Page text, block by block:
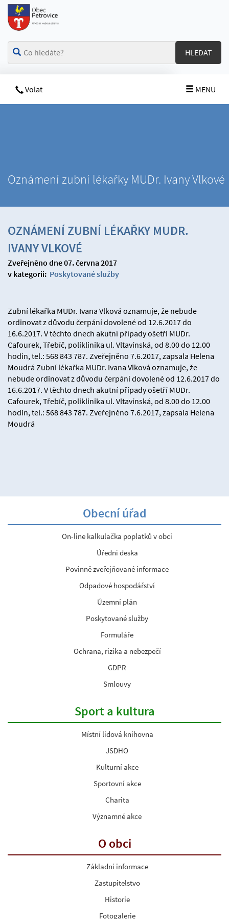
HLEDAT
MENU
Volat
Oznámení zubní lékařky MUDr. Ivany Vlkové
OZNÁMENÍ ZUBNÍ LÉKAŘKY MUDR.
IVANY VLKOVÉ
Zveřejněno dne 07. června 2017
v kategorii: Poskytované služby
Zubní lékařka MUDr. Ivana Vlková oznamuje, že nebude
ordinovat z důvodu čerpání dovolené od 12.6.2017 do
16.6.2017. V těchto dnech akutní případy ošetří MUDr.
Cafourek, Třebíč, poliklinika ul. Vltavínská, od 8.00 do 12.00
hodin, tel.: 568 843 787. Zveřejněno 7.6.2017, zapsala Helena
Moudrá Zubní lékařka MUDr. Ivana Vlková oznamuje, že
nebude ordinovat z důvodu čerpání dovolené od 12.6.2017 do
16.6.2017. V těchto dnech akutní případy ošetří MUDr.
Cafourek, Třebíč, poliklinika ul. Vltavínská, od 8.00 do 12.00
hodin, tel.: 568 843 787. Zveřejněno 7.6.2017, zapsala Helena
Moudrá
Obecní úřad
On-line kalkulačka poplatků v obci
Úřední deska
Povinně zveřejňované informace
Odpadové hospodářství
Územní plán
Poskytované služby
Formuláře
Ochrana, rizika a nebezpečí
GDPR
Smlouvy
Sport a kultura
Místní lidová knihovna
JSDHO
Kulturní akce
Sportovní akce
Charita
Významné akce
O obci
Základní informace
Zastupitelstvo
Historie
Fotogalerie